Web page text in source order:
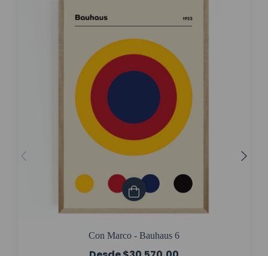
Con Marco - Bauhaus 6